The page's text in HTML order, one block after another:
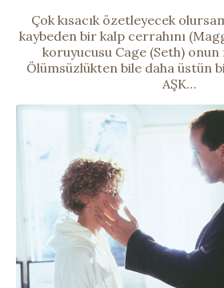
Çok kısacık özetleyecek
kaybeden bir kalp cerrahını
koruyucusu Cage (Seth) onun
Ölümsüzlükten bile daha üstün
AŞK…